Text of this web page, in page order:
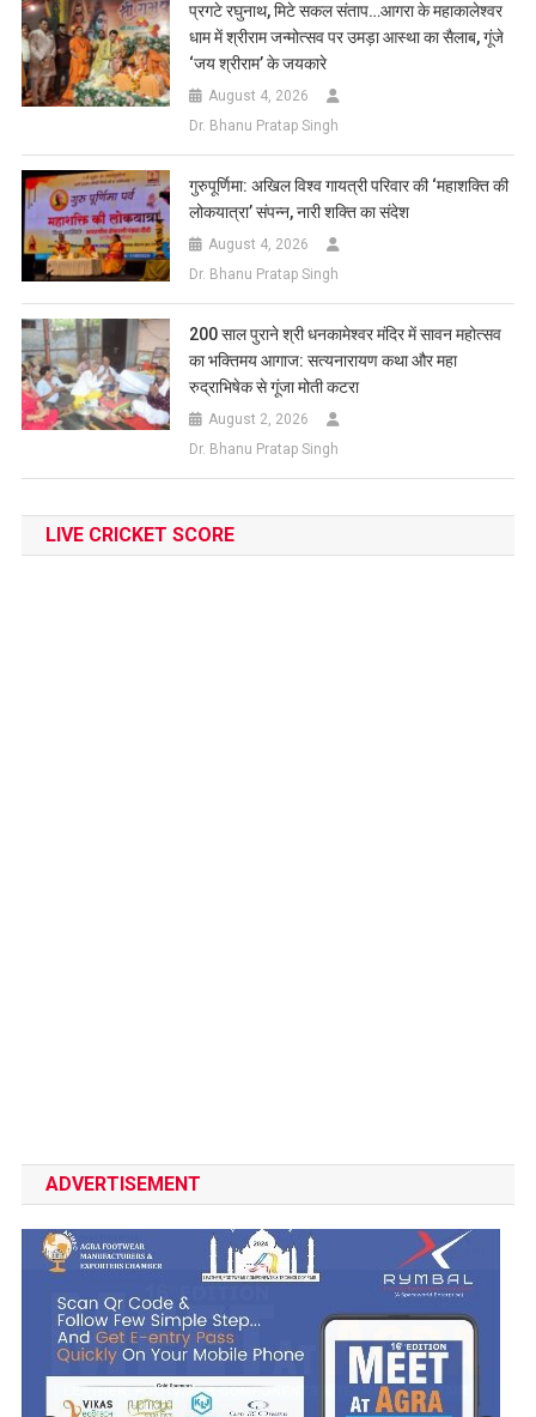
प्रगटे रघुनाथ, मिटे सकल संताप…आगरा के महाकालेश्वर
धाम में श्रीराम जन्मोत्सव पर उमड़ा आस्था का सैलाब, गूंजे
‘जय श्रीराम’ के जयकारे
August 4, 2026
Dr. Bhanu Pratap Singh
गुरुपूर्णिमा: अखिल विश्व गायत्री परिवार की ‘महाशक्ति की
लोकयात्रा’ संपन्न, नारी शक्ति का संदेश
August 4, 2026
Dr. Bhanu Pratap Singh
200 साल पुराने श्री धनकामेश्वर मंदिर में सावन महोत्सव
का भक्तिमय आगाज: सत्यनारायण कथा और महा
रुद्राभिषेक से गूंजा मोती कटरा
August 2, 2026
Dr. Bhanu Pratap Singh
LIVE CRICKET SCORE
ADVERTISEMENT